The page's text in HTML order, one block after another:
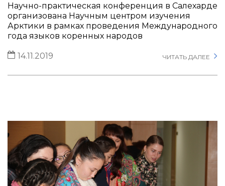
Научно-практическая конференция в Салехарде
организована Научным центром изучения
Арктики в рамках проведения Международного
года языков коренных народов
14.11.2019 ЧИТАТЬ ДАЛЕЕ